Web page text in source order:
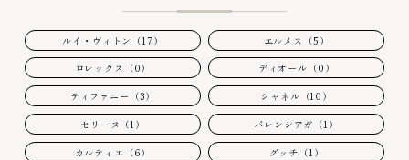
ルイ・ヴィトン（17） エルメス（5）
ロレックス（0） ディオール（0）
ティファニー（3） シャネル（10）
セリーヌ（1） バレンシアガ（1）
カルティエ（6） グッチ（1）